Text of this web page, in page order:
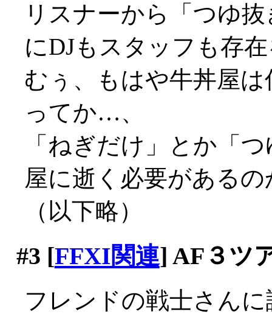
リスナーから「つゆ
にDJもスタッフも存
むぅ、もはや牛丼屋
ってか…、
「ねぎだけ」とか「
屋に逝く必要がある
（以下略）
#3 [FFXI関連] AF３ツ
フレンドの戦士さん